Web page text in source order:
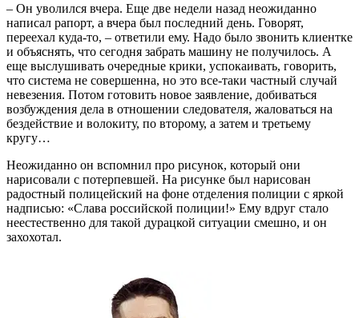
– Он уволился вчера. Еще две недели назад неожиданно
написал рапорт, а вчера был последний день. Говорят,
переехал куда-то, – ответили ему. Надо было звонить клиентке
и объяснять, что сегодня забрать машину не получилось. А
еще выслушивать очередные крики, успокаивать, говорить,
что система не совершенна, но это все-таки частный случай
невезения. Потом готовить новое заявление, добиваться
возбуждения дела в отношении следователя, жаловаться на
бездействие и волокиту, по второму, а затем и третьему
кругу…
Неожиданно он вспомнил про рисунок, который они
нарисовали с потерпевшей. На рисунке был нарисован
радостный полицейский на фоне отделения полиции с яркой
надписью: «Слава российской полиции!» Ему вдруг стало
неестественно для такой дурацкой ситуации смешно, и он
захохотал.